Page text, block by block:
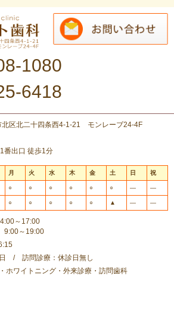
1080
6418
区北二十四条西4-1-21 モンレーブ24-4F
番出口 徒歩1分
月 火 水 木 金 土 日 祝
○ ○ ○ ○ ○ ○ ― ―
○ ○ ○ ○ ○ ▲ ― ―
～17:00
9:00～19:00
日 / 訪問診療：休診日無し
ホワイトニング・外来診療・訪問歯科